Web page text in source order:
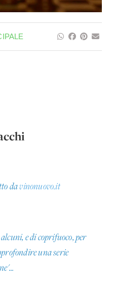
davinonuovo.it
e di coprifuoco, per
una serie